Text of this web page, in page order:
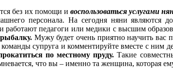
без их помощи и воспользоваться услугами
персонала. На сегодня няни являются
работают педагоги или медики с высшим
Мужу будет очень приятно научить вас
супруга и комментируйте вместе с ним
по местному пруду.Такие
что вы – именно та женщина, которая